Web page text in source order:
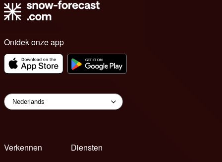
Ontdek onze app
Verkennen
Diensten